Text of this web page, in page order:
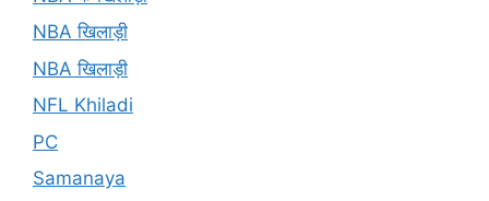
NBA खिलाड़ी
NBA खिलाड़ी
NFL Khiladi
PC
Samanaya